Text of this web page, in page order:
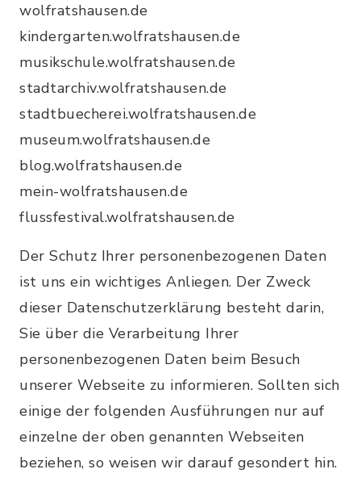
wolfratshausen.de
kindergarten.wolfratshausen.de
musikschule.wolfratshausen.de
stadtarchiv.wolfratshausen.de
stadtbuecherei.wolfratshausen.de
museum.wolfratshausen.de
blog.wolfratshausen.de
mein-wolfratshausen.de
flussfestival.wolfratshausen.de
Der Schutz Ihrer personenbezogenen Daten
ist uns ein wichtiges Anliegen. Der Zweck
dieser Datenschutzerklärung besteht darin,
Sie über die Verarbeitung Ihrer
personenbezogenen Daten beim Besuch
unserer Webseite zu informieren. Sollten sich
einige der folgenden Ausführungen nur auf
einzelne der oben genannten Webseiten
beziehen, so weisen wir darauf gesondert hin.